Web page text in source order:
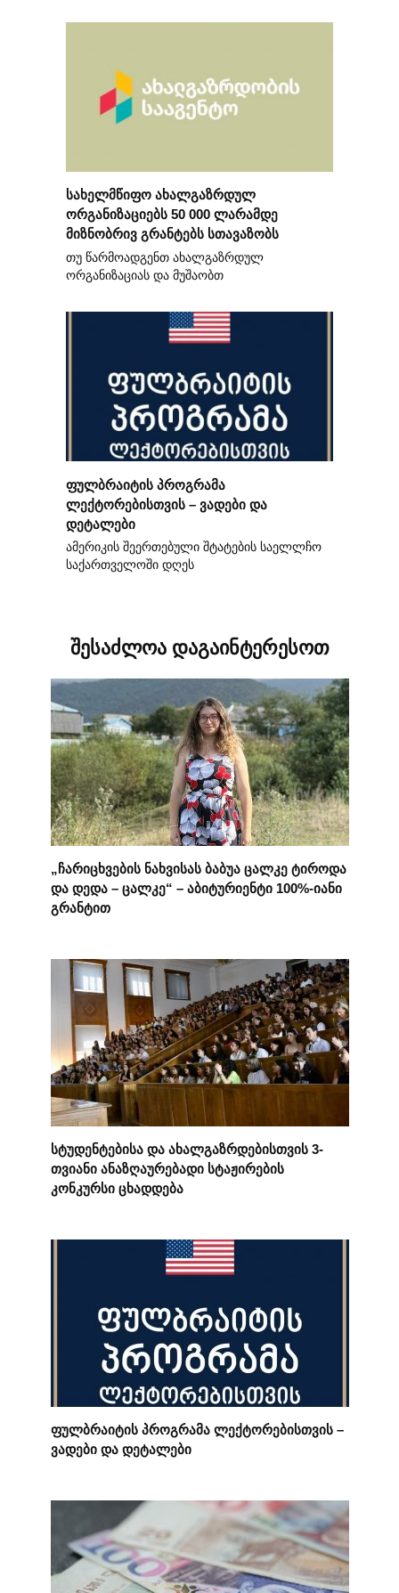
სახელმწიფო ახალგაზრდულ
ორგანიზაციებს 50 000 ლარამდე
მიზნობრივ გრანტებს სთავაზობს
თუ წარმოადგენთ ახალგაზრდულ
ორგანიზაციას და მუშაობთ
ფულბრაიტის პროგრამა
ლექტორებისთვის – ვადები და
დეტალები
ამერიკის შეერთებული შტატების საელლჩო
საქართველოში დღეს
შესაძლოა დაგაინტერესოთ
„ჩარიცხვების ნახვისას ბაბუა ცალკე ტიროდა
და დედა – ცალკე“ – აბიტურიენტი 100%-იანი
გრანტით
სტუდენტებისა და ახალგაზრდებისთვის 3-
თვიანი ანაზღაურებადი სტაჟირების
კონკურსი ცხადდება
ფულბრაიტის პროგრამა ლექტორებისთვის –
ვადები და დეტალები